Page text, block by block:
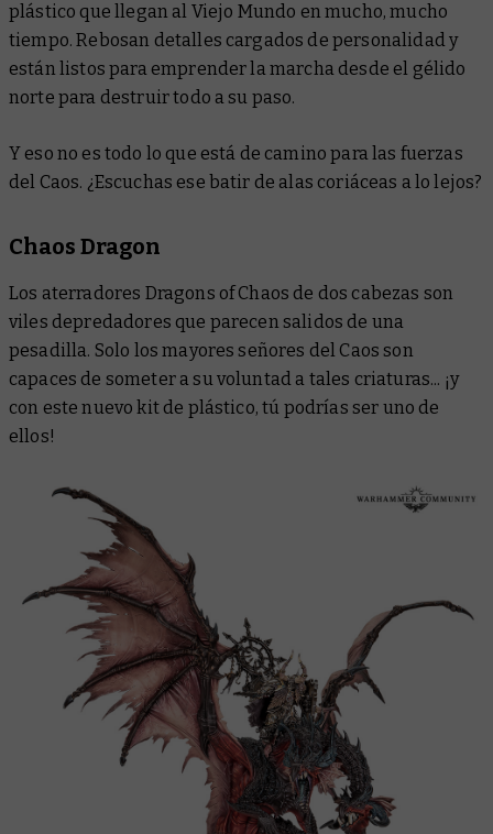
plástico que llegan al Viejo Mundo en mucho, mucho
tiempo. Rebosan detalles cargados de personalidad y
están listos para emprender la marcha desde el gélido
norte para destruir todo a su paso.
Y eso no es todo lo que está de camino para las fuerzas
del Caos. ¿Escuchas ese batir de alas coriáceas a lo lejos?
Chaos Dragon
Los aterradores Dragons of Chaos de dos cabezas son
viles depredadores que parecen salidos de una
pesadilla. Solo los mayores señores del Caos son
capaces de someter a su voluntad a tales criaturas... ¡y
con este nuevo kit de plástico, tú podrías ser uno de
ellos!